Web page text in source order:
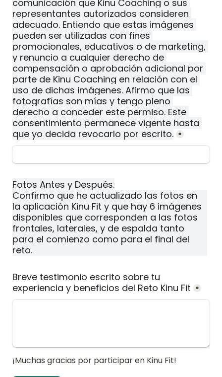
comunicación que Kinu Coaching o sus
representantes autorizados consideren
adecuado. Entiendo que estas imágenes
pueden ser utilizadas con fines
promocionales, educativos o de marketing,
y renuncio a cualquier derecho de
compensación o aprobación adicional por
parte de Kinu Coaching en relación con el
uso de dichas imágenes. Afirmo que las
fotografías son mías y tengo pleno
derecho a conceder este permiso. Este
consentimiento permanece vigente hasta
que yo decida revocarlo por escrito. *
Fotos Antes y Después.
Confirmo que he actualizado las fotos en
la aplicación Kinu Fit y que hay 6 imágenes
disponibles que corresponden a las fotos
frontales, laterales, y de espalda tanto
para el comienzo como para el final del
reto.
Breve testimonio escrito sobre tu
experiencia y beneficios del Reto Kinu Fit *
¡Muchas gracias por participar en Kinu Fit!